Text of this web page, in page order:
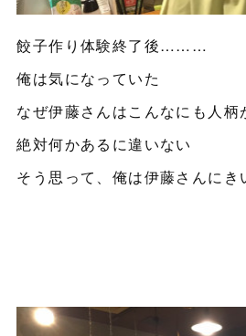
餃子作り体験終了後………
俺は気になっていた
なぜ伊藤さんはこんなにも人柄
絶対何かあるに違いない
そう思って、俺は伊藤さんにき